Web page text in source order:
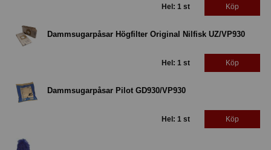
Hel: 1 st Köp
Dammsugarpåsar Högfilter Original Nilfisk UZ/VP930
Hel: 1 st Köp
Dammsugarpåsar Pilot GD930/VP930
Hel: 1 st Köp